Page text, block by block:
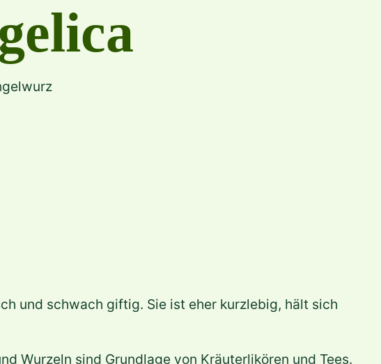
und schwach giftig. Sie ist eher kurzlebig, hält sich
Wurzeln sind Grundlage von Kräuterlikören und Tees.